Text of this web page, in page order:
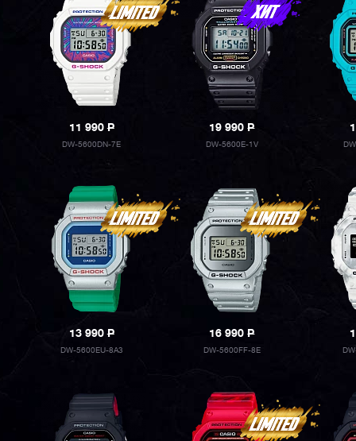
11 990P
DW-5600DN-7E
19 990P
DW-5600E-1V
13 990P
DW-5600EU-8A3
16 990P
DW-5600FF-8E